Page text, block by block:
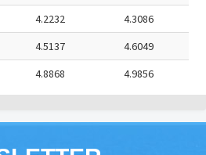
4.2232
4.3086
4.5137
4.6049
4.8868 4.9856